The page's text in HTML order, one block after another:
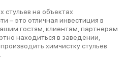
стульев на объектах
– это отличная инвестиция в
гостям, клиентам, партнерам
находиться в заведении,
химчистку стульев